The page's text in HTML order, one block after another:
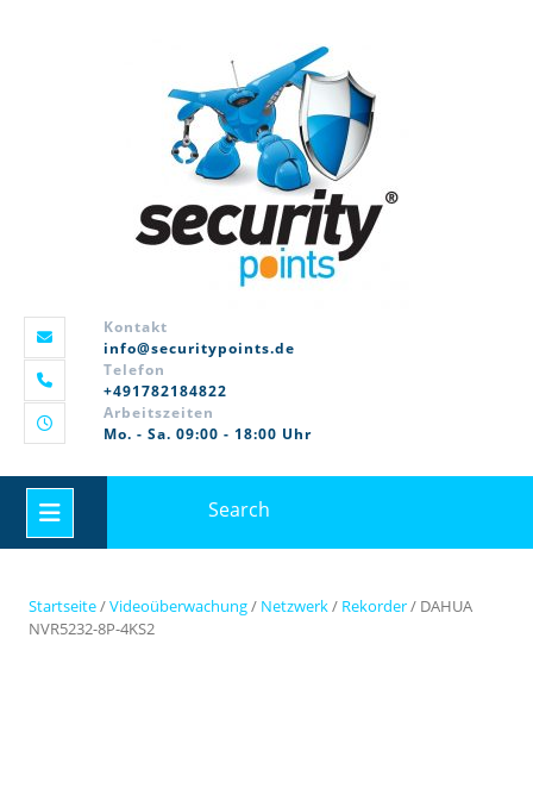
Kontakt
info@securitypoints.de
Telefon
+491782184822
Arbeitszeiten
Mo. - Sa. 09:00 - 18:00 Uhr
for:
Startseite/Videoüberwachung/ Netzwerk/ Rekorder/ DAHUA
NVR5232-8P-4KS2